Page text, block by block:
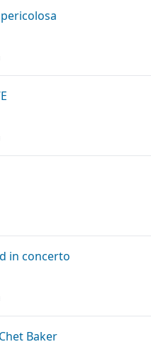
in concerto
Baker